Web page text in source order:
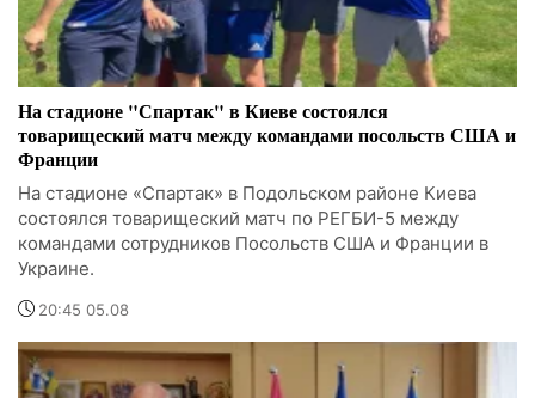
На стадионе "Спартак" в Киеве состоялся
товарищеский матч между командами посольств США и
Франции
На стадионе «Спартак» в Подольском районе Киева
состоялся товарищеский матч по РЕГБИ-5 между
командами сотрудников Посольств США и Франции в
Украине.
20:45 05.08